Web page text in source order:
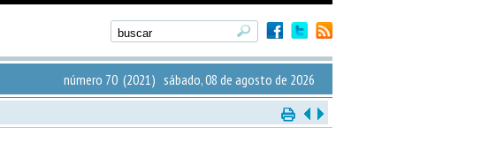
número 70 (2021) sábado, 08 de agosto de 2026